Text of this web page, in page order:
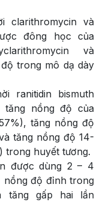
clarithromycin và
đông học của
và
trong mô dạ dày
ranitidin bismuth
tăng nồng độ của
tăng nồng độ
tăng nồng độ 14-
trong huyết tương.
được dùng 2 – 4
nồng độ đỉnh trong
tăng gấp hai lần